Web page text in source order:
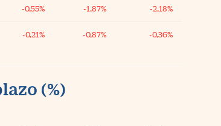
-0,55% -1,87% -2,18%
-0,21% -0,87% -0,36%
(%)